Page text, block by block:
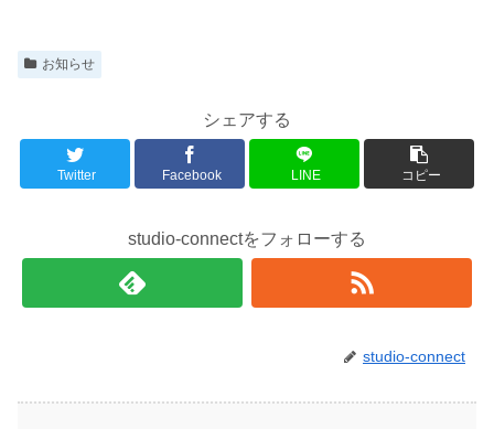
お知らせ
シェアする
Twitter Facebook LINE コピー
studio-connectをフォローする
studio-connect